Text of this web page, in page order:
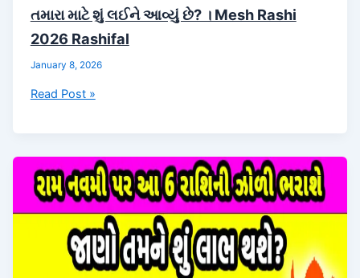
તમારા માટે શું લઈને આવ્યું છે? । Mesh Rashi
2026 Rashifal
January 8, 2026
મેષ
2026,
અહીં
જાણો
Read Post »